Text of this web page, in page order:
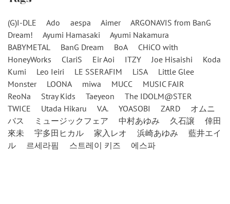
(G)I-DLE Ado aespa Aimer
ARGONAVIS from BanG
Dream!
Ayumi Hamasaki
Ayumi Nakamura
BABYMETAL
BanG Dream BoA
CHiCO with
HoneyWorks
ClariS Eir Aoi ITZY Joe Hisaishi
Koda
Kumi
Leo Ieiri LE SSERAFIM LiSA
Little Glee
Monster
LOONA miwa MUCC
MUSIC FAIR
ReoNa
Stray Kids Taeyeon
The IDOLM@STER
TWICE
Utada Hikaru V.A. YOASOBI ZARD
オムニ
バス
ミュージックフェア 中村あゆみ 久石譲
倖田
來未
宇多田ヒカル 家入レオ 浜崎あゆみ
藍井エイ
ル
르세라핌 스트레이 키즈 에스파